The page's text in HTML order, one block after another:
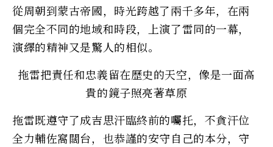
從周朝到蒙古帝國，時光跨越了兩千多年，在兩
個完全不同的地域和時段，上演了雷同的一幕，
演繹的精神又是驚人的相似。
拖雷把責任和忠義留在歷史的天空，像是一面高
貴的鏡子照亮著草原
拖雷既遵守了成吉思汗臨終前的囑托，不貪汗位
全力輔佐窩闊台，也恭謹的安守自己的本分，守